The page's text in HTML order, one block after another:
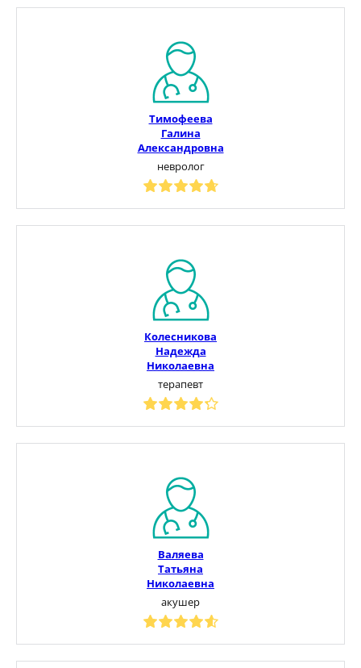
Тимофеева
Галина
Александровна
невролог
Колесникова
Надежда
Николаевна
терапевт
Валяева
Татьяна
Николаевна
акушер